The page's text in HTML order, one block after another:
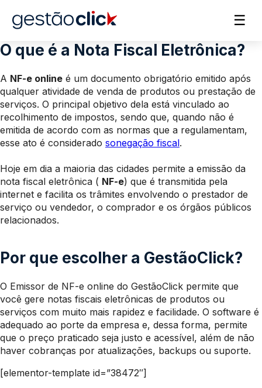
☰
O que é a Nota Fiscal Eletrônica?
A NF-e online é um documento obrigatório emitido após
qualquer atividade de venda de produtos ou prestação de
serviços. O principal objetivo dela está vinculado ao
recolhimento de impostos, sendo que, quando não é
emitida de acordo com as normas que a regulamentam,
esse ato é considerado sonegação fiscal.
Hoje em dia a maioria das cidades permite a emissão da
nota fiscal eletrônica ( NF-e) que é transmitida pela
internet e facilita os trâmites envolvendo o prestador de
serviço ou vendedor, o comprador e os órgãos públicos
relacionados.
Por que escolher a GestãoClick?
O Emissor de NF-e online do GestãoClick permite que
você gere notas fiscais eletrônicas de produtos ou
serviços com muito mais rapidez e facilidade. O software é
adequado ao porte da empresa e, dessa forma, permite
que o preço praticado seja justo e acessível, além de não
haver cobranças por atualizações, backups ou suporte.
[elementor-template id=”38472″]